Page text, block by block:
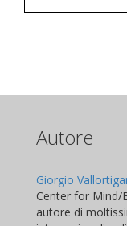
Autore
Giorgio
Center for Mind/
autore di